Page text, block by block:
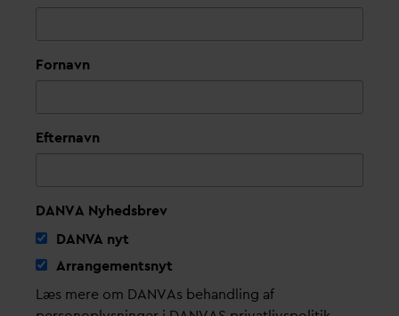
Fornavn
Efternavn
DANVA Nyhedsbrev
DANVA nyt
Arrangementsnyt
Læs mere om DANVAs behandling af